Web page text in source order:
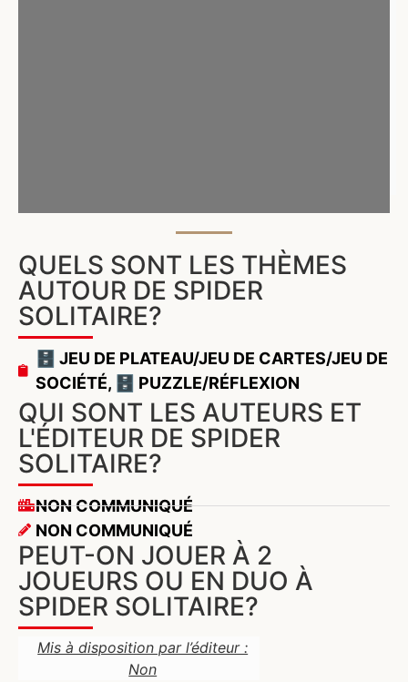
QUELS SONT LES THÈMES
AUTOUR DE SPIDER
SOLITAIRE?
🗄️ JEU DE PLATEAU/JEU DE CARTES/JEU DE
SOCIÉTÉ, 🗄️ PUZZLE/RÉFLEXION
QUI SONT LES AUTEURS ET
L'ÉDITEUR DE SPIDER
SOLITAIRE?
NON COMMUNIQUÉ
NON COMMUNIQUÉ
PEUT-ON JOUER À 2
JOUEURS OU EN DUO À
SPIDER SOLITAIRE?
Mis à disposition par l’éditeur :
Non